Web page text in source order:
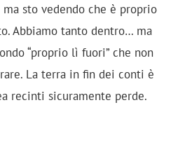
sto vedendo che è proprio
Abbiamo tanto dentro… ma
“proprio lì fuori” che non
La terra in fin dei conti è
recinti sicuramente perde.